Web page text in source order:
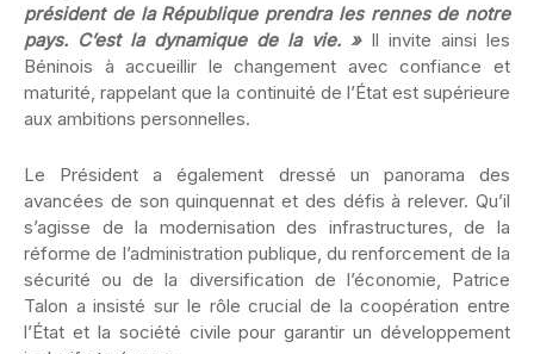
président de la République prendra les rennes de notre
pays. C’est la dynamique de la vie. »Il invite ainsi les
Béninois à accueillir le changement avec confiance et
maturité, rappelant que la continuité de l’État est supérieure
aux ambitions personnelles.
Le Président a également dressé un panorama des
avancées de son quinquennat et des défis à relever. Qu’il
s’agisse de la modernisation des infrastructures, de la
réforme de l’administration publique, du renforcement de la
sécurité ou de la diversification de l’économie, Patrice
Talon a insisté sur le rôle crucial de la coopération entre
l’État et la société civile pour garantir un développement